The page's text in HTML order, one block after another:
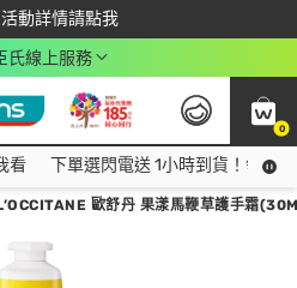
動詳情請點我
最高回饋$350
氏線上服務
0
看 下單選閃電送 1小時到貨！領神
歐舒丹 果漾馬鞭草護手霜